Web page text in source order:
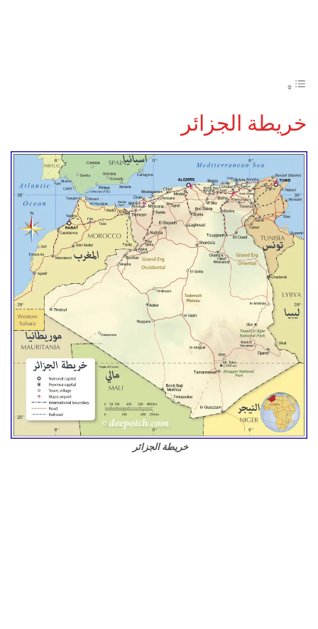
خريطة الجزائر
خريطة الجزائر